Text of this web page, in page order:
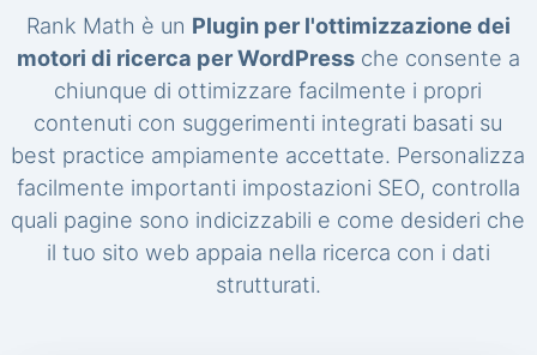
Rank Math è un Plugin per l'ottimizzazione dei
motori di ricerca per WordPressche consente a
chiunque di ottimizzare facilmente i propri
contenuti con suggerimenti integrati basati su
best practice ampiamente accettate. Personalizza
facilmente importanti impostazioni SEO, controlla
quali pagine sono indicizzabili e come desideri che
il tuo sito web appaia nella ricerca con i dati
strutturati.